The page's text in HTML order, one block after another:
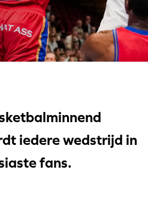
iedere wedstrijd in
fans.